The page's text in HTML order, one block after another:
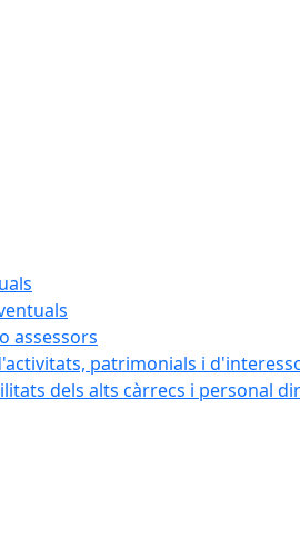
assessors
patrimonials i
dels alts càrrecs i personal